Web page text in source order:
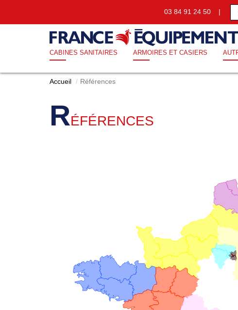
03 84 91 24 50 |
CABINES SANITAIRES ARMOIRES ET CASIERS
Accueil Références
RÉFÉRENCES